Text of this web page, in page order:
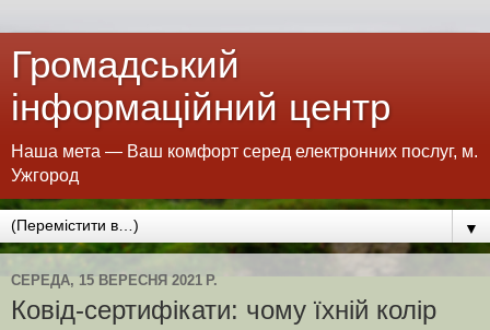
Громадський
інформаційний центр
Наша мета — Ваш комфорт серед електронних послуг, м.
Ужгород
▼
СЕРЕДА, 15 ВЕРЕСНЯ 2021 Р.
Ковід-сертифікати: чому їхній колір